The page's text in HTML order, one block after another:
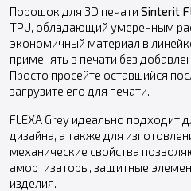
Порошок для 3D печати Sinterit
TPU, обладающий умеренным
экономичный материал в
применять в печати без
Просто просейте оставшийся
загрузите его для печати.
FLEXA Grey идеально подходит
дизайна, а также для
механические свойства
амортизаторы, защитные
изделия.